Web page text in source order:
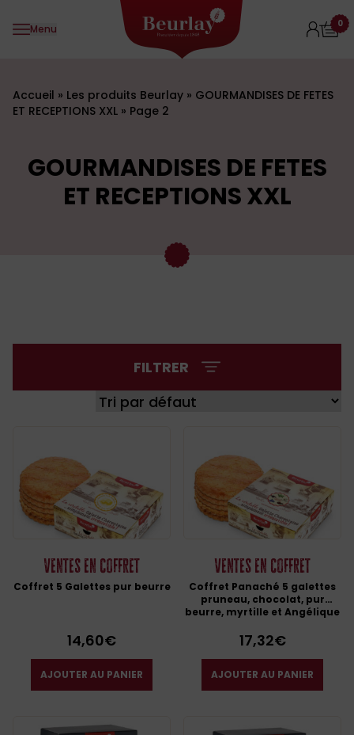
Menu 0
Accueil » Les produits Beurlay » GOURMANDISES DE FETES
ET RECEPTIONS XXL » Page 2
GOURMANDISES DE FETES
ET RECEPTIONS XXL
FILTRER
Ventes en coffret
Coffret 5 Galettes pur beurre
14,60€
AJOUTER AU PANIER
Ventes en coffret
Coffret Panaché 5 galettes
pruneau, chocolat, pur
beurre, myrtille et Angélique
17,32€
AJOUTER AU PANIER